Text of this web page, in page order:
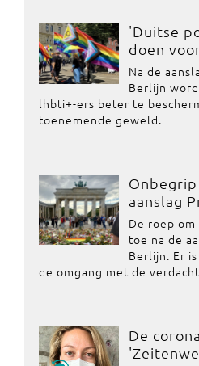
'Duitse
doen
Na de
Berlijn
lhbti+-ers beter te
toenemende geweld.
aanslag
De roep
toe na de
Berlijn. Er
de omgang met de
De